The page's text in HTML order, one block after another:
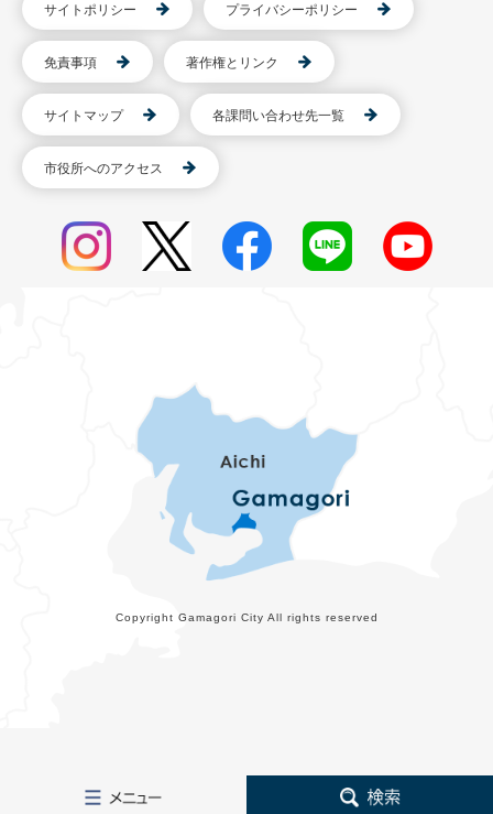
サイトポリシー プライバシーポリシー
免責事項 著作権とリンク
サイトマップ 各課問い合わせ先一覧
市役所へのアクセス
Copyright Gamagori City All rights reserved